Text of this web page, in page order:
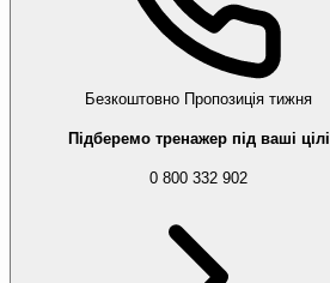
Безкоштовно Пропозиція тижня
Підберемо тренажер під ваші цілі
0 800 332 902